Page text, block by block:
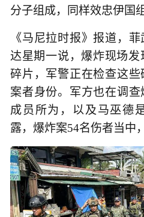
分子组成，同样效忠伊国
《马尼拉时报》报道，
达星期一说，爆炸现场
碎片，军警正在检查这
案者身份。军方也在调
成员所为，以及马巫德
露，爆炸案54名伤者当中